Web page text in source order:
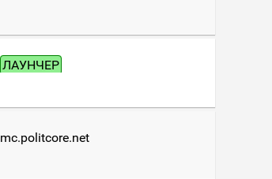
ЛАУНЧЕР
mc.politcore.net